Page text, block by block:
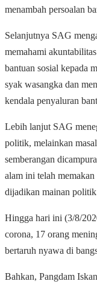
menambah persoalan
Selanjutnya SAG
memahami
bantuan sosial kepada
syak wasangka dan
kendala penyaluran
Lebih lanjut SAG
politik, melainkan
semberangan
alam ini telah
dijadikan mainan
Hingga hari ini (3/8/
corona, 17 orang
bertaruh nyawa di
Bahkan, Pangdam